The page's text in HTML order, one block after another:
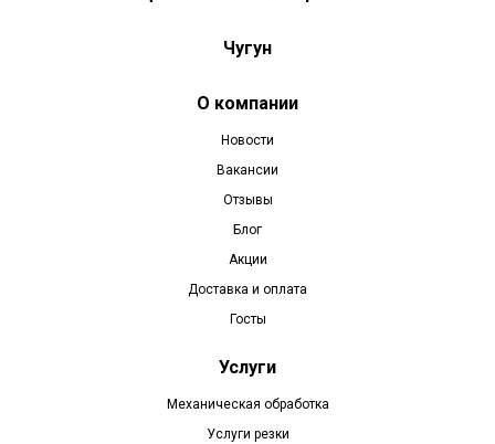
Чугун
О компании
Новости
Вакансии
Отзывы
Блог
Акции
Доставка и оплата
Госты
Услуги
Механическая обработка
Услуги резки